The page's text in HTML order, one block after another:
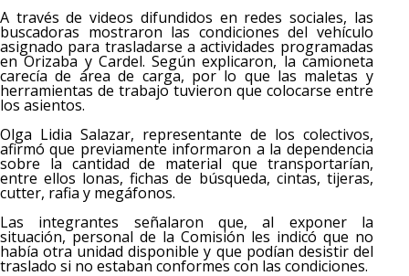
A través de videos difundidos en redes sociales, las
buscadoras mostraron las condiciones del vehículo
asignado para trasladarse a actividades programadas
en Orizaba y Cardel. Según explicaron, la camioneta
carecía de área de carga, por lo que las maletas y
herramientas de trabajo tuvieron que colocarse entre
los asientos.
Olga Lidia Salazar, representante de los colectivos,
afirmó que previamente informaron a la dependencia
sobre la cantidad de material que transportarían,
entre ellos lonas, fichas de búsqueda, cintas, tijeras,
cutter, rafia y megáfonos.
Las integrantes señalaron que, al exponer la
situación, personal de la Comisión les indicó que no
había otra unidad disponible y que podían desistir del
traslado si no estaban conformes con las condiciones.